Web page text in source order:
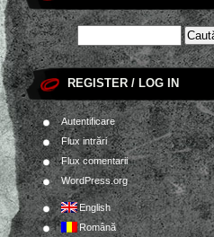
REGISTER / LOG IN
Autentificare
Flux intrări
Flux comentarii
WordPress.org
English
Română